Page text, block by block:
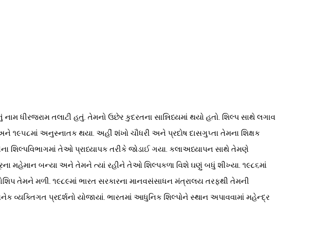
ધીરજરામ તલાટી હતું. તેમનો ઉછેર કુદરતના સાન્નિધ્યમાં થયો હતો. શિલ્પ સાથે લગાવ
૧૯૫૮માં અનુસ્નાતક થયા. અહીં શંખો ચૌધરી અને પ્રદોષ દાસગુપ્તા તેમના શિક્ષક
શિલ્પવિભાગમાં તેઓ પ્રાધ્યાપક તરીકે જોડાઈ ગયા. કલાઅધ્યાપન સાથે તેમણે
મહેમાન બન્યા અને તેમને ત્યાં રહીને તેઓ શિલ્પકળા વિશે ઘણું બધું શીખ્યા. ૧૯૮૬માં
તેમને મળી. ૧૯૮૯માં ભારત સરકારના માનવસંસાધન મંત્રાલય તરફથી તેમની
વ્યક્તિગત પ્રદર્શનો યોજાયાં. ભારતમાં આધુનિક શિલ્પોને સ્થાન અપાવવામાં મહેન્દ્ર